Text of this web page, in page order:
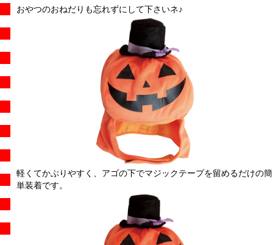
おやつのおねだりも忘れずにして下さいネ♪
軽くてかぶりやすく、アゴの下でマジックテープを留めるだけの簡
単装着です。